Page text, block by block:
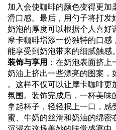
加入会使咖啡的颜色变得更
滑口感。最后，用勺子将打发
奶泡的厚度可以根据个人喜好
摩卡咖啡增添一份独特的口
能享受到奶泡带来的细腻触感。
装饰与享用 ：在奶泡表面挤
奶油上挤出一些漂亮的图案，
。这样不仅可以让摩卡咖啡
氛围。装饰完成后，一杯美味
拿起杯子，轻轻抿上一口，感
蜜、牛奶的丝滑和奶油的绵